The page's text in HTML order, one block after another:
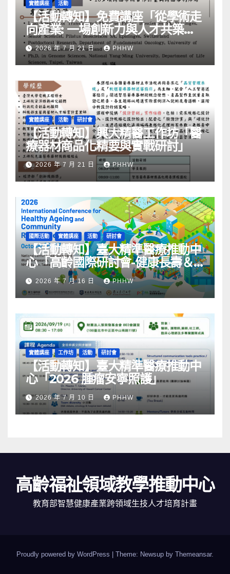
實體講座 活動
【活動轉知】免費講座「從學術走
向產業: ⼀場創新力與⼈才共築的
旅程」
2026 年 7 月 21 日 PHHW
實體講座 活動 研討會
【活動轉知】興大精醫工作坊「醫
療器材商品化精要與實戰研討」
2026 年 7 月 21 日 PHHW
國際活動 實體講座 活動 研討會
【活動轉知】臺大精準醫療推動中
心「高齡國際研討會-健康長壽＆
社區韌性」
2026 年 7 月 16 日 PHHW
實體講座 工作坊 活動 研討會
【活動轉知】臺大精準醫療推動中
心「2026 腫瘤安寧照護」
2026 年 7 月 10 日 PHHW
高齡福祉領域教學推動中心
教育部智慧健康產業跨領域生技人才培育計畫
Proudly powered by WordPress Theme: Newsup by Themeansar.